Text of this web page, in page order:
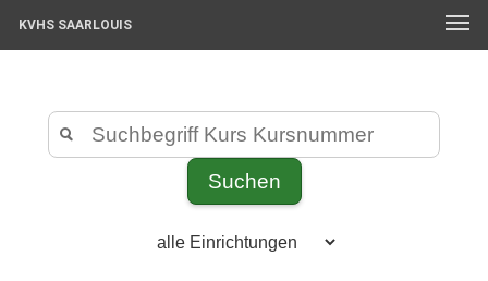
KVHS SAARLOUIS